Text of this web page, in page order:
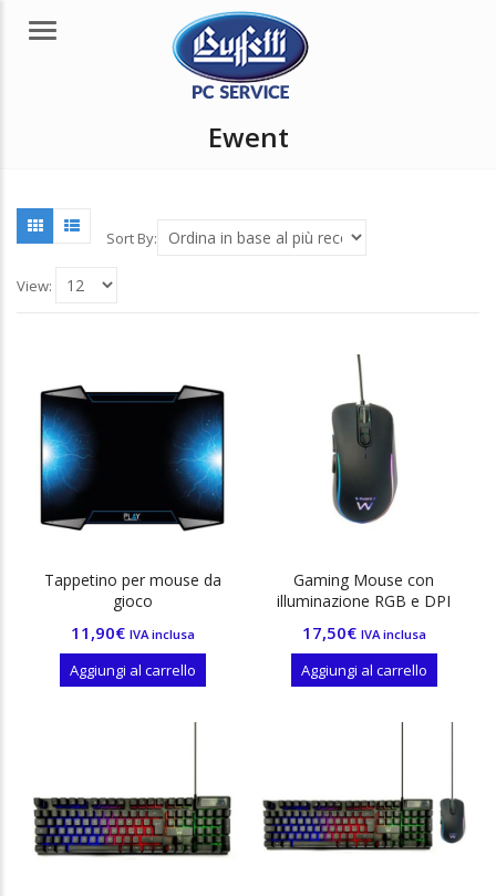
Menu
Ewent
Sort By:
View:
Tappetino per mouse da
gioco
11,90€ IVA inclusa
Aggiungi al carrello
Gaming Mouse con
illuminazione RGB e DPI
17,50€ IVA inclusa
Aggiungi al carrello